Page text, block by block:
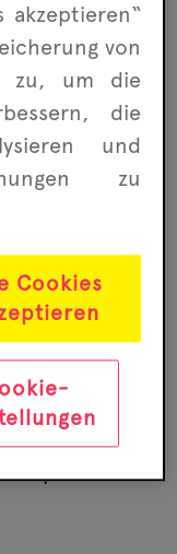
wollt,
könnt Ihr
stöbern.
Ihr unter
uns auf
Festival
und ihre
spielt
akzeptieren“
von
zu, um die
die
und
zu
Cookies